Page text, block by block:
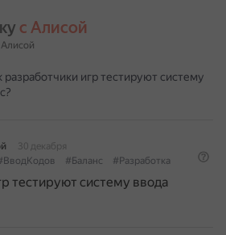
с Алисой
разработчики игр тестируют систему
30 декабря
#Баланс #Разработка
тестируют систему ввода